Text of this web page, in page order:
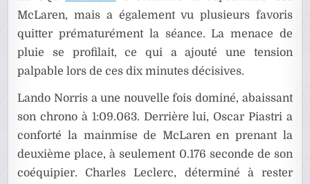
McLaren, mais a également vu plusieurs favoris
quitter prématurément la séance. La menace de
pluie se profilait, ce qui a ajouté une tension
palpable lors de ces dix minutes décisives.
Lando Norris a une nouvelle fois dominé, abaissant
son chrono à 1:09.063. Derrière lui, Oscar Piastri a
conforté la mainmise de McLaren en prenant la
deuxième place, à seulement 0.176 seconde de son
coéquipier. Charles Leclerc, déterminé à rester